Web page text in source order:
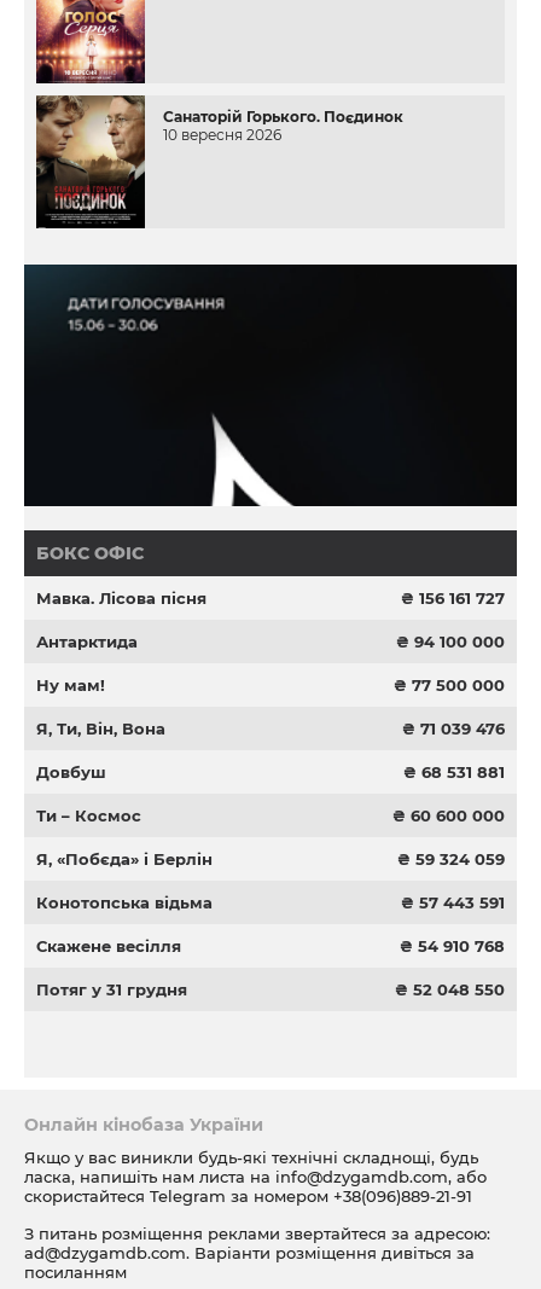
Санаторій Горького. Поєдинок
10 вересня 2026
БОКС ОФІС
Мавка. Лісова пісня ₴ 156 161 727
Антарктида ₴ 94 100 000
Ну мам! ₴ 77 500 000
Я, Ти, Він, Вона ₴ 71 039 476
Довбуш ₴ 68 531 881
Ти – Космос ₴ 60 600 000
Я, «Побєда» і Берлін ₴ 59 324 059
Конотопська відьма ₴ 57 443 591
Скажене весілля ₴ 54 910 768
Потяг у 31 грудня ₴ 52 048 550
Онлайн кінобаза України
Якщо у вас виникли будь-які технічні складнощі, будь
ласка, напишіть нам листа на info@dzygamdb.com, або
скористайтеся Telegram за номером +38(096)889-21-91
З питань розміщення реклами звертайтеся за адресою:
ad@dzygamdb.com. Варіанти розміщення дивіться за
посиланням